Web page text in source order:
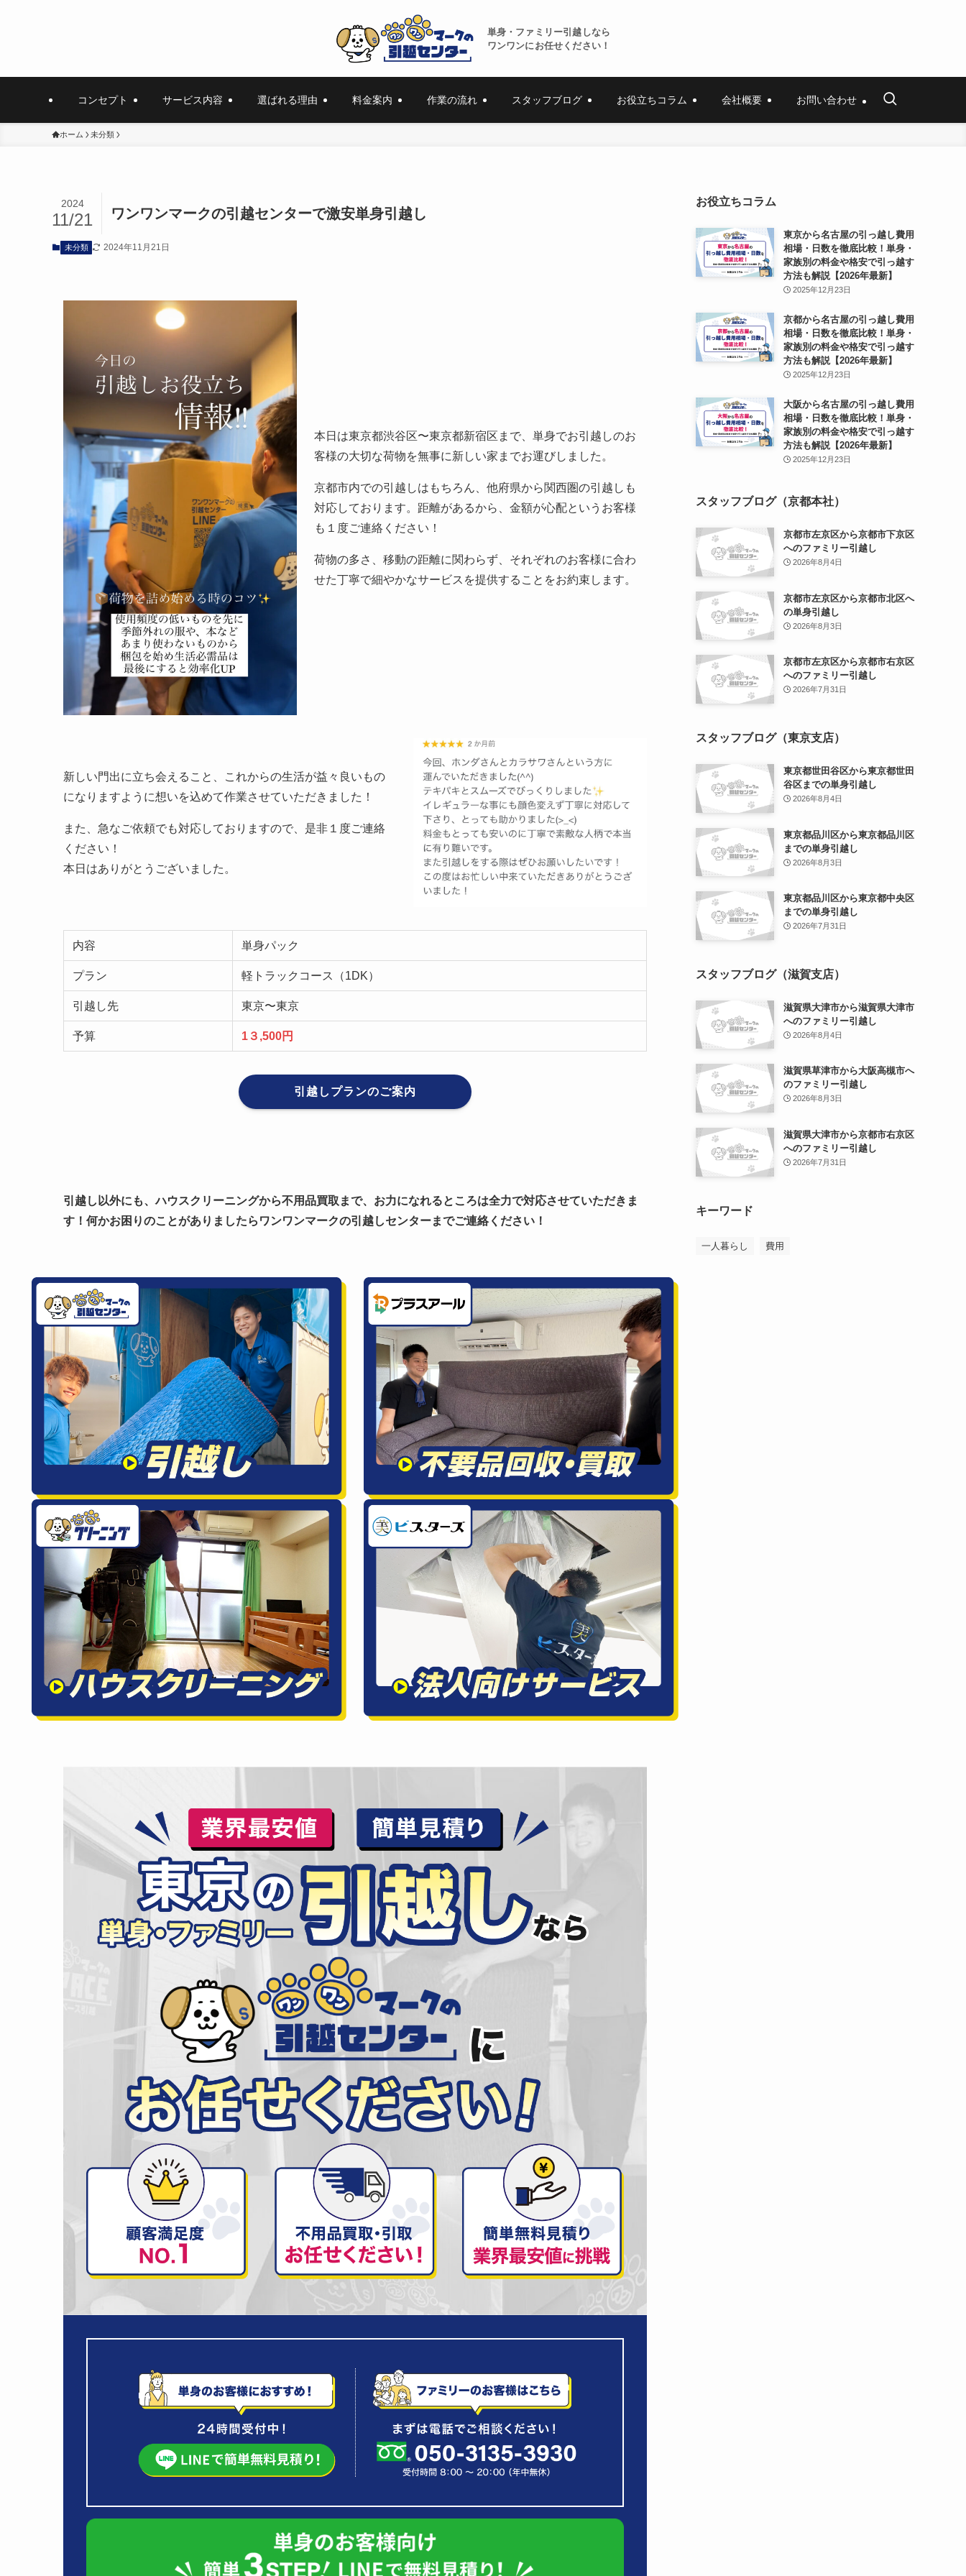
単身・ファミリー引越しなら
ワンワンにお任せください！
コンセプト サービス内容 選ばれる理由 料金案内 作業の流れ スタッフブログ お役立ちコラム 会社概要 お問い合わせ
ホーム 未分類
ワンワンマークの引越センターで激安単身引越し
2024
11/21
未分類 2024年11月21日
本日は東京都渋谷区〜東京都新宿区まで、単身でお引越しのお
客様の大切な荷物を無事に新しい家までお運びしました。
京都市内での引越しはもちろん、他府県から関西圏の引越しも
対応しております。距離があるから、金額が心配というお客様
も１度ご連絡ください！
荷物の多さ、移動の距離に関わらず、それぞれのお客様に合わ
せた丁寧で細やかなサービスを提供することをお約束します。
新しい門出に立ち会えること、これからの生活が益々良いもの
になりますように想いを込めて作業させていただきました！
また、急なご依頼でも対応しておりますので、是非１度ご連絡
ください！
本日はありがとうございました。
内容 単身パック
プラン 軽トラックコース（1DK）
引越し先 東京〜東京
予算 1３,500円
引越しプランのご案内
引越し以外にも、ハウスクリーニングから不用品買取まで、お力になれるところは全力で対応させていただきま
す！何かお困りのことがありましたらワンワンマークの引越しセンターまでご連絡ください！
お役立ちコラム
東京から名古屋の引っ越し費用
相場・日数を徹底比較！単身・
家族別の料金や格安で引っ越す
方法も解説【2026年最新】
2025年12月23日
京都から名古屋の引っ越し費用
相場・日数を徹底比較！単身・
家族別の料金や格安で引っ越す
方法も解説【2026年最新】
2025年12月23日
大阪から名古屋の引っ越し費用
相場・日数を徹底比較！単身・
家族別の料金や格安で引っ越す
方法も解説【2026年最新】
2025年12月23日
スタッフブログ（京都本社）
京都市左京区から京都市下京区
へのファミリー引越し
2026年8月4日
京都市左京区から京都市北区へ
の単身引越し
2026年8月3日
京都市左京区から京都市右京区
へのファミリー引越し
2026年7月31日
スタッフブログ（東京支店）
東京都世田谷区から東京都世田
谷区までの単身引越し
2026年8月4日
東京都品川区から東京都品川区
までの単身引越し
2026年8月3日
東京都品川区から東京都中央区
までの単身引越し
2026年7月31日
スタッフブログ（滋賀支店）
滋賀県大津市から滋賀県大津市
へのファミリー引越し
2026年8月4日
滋賀県草津市から大阪高槻市へ
のファミリー引越し
2026年8月3日
滋賀県大津市から京都市右京区
へのファミリー引越し
2026年7月31日
キーワード
一人暮らし 費用